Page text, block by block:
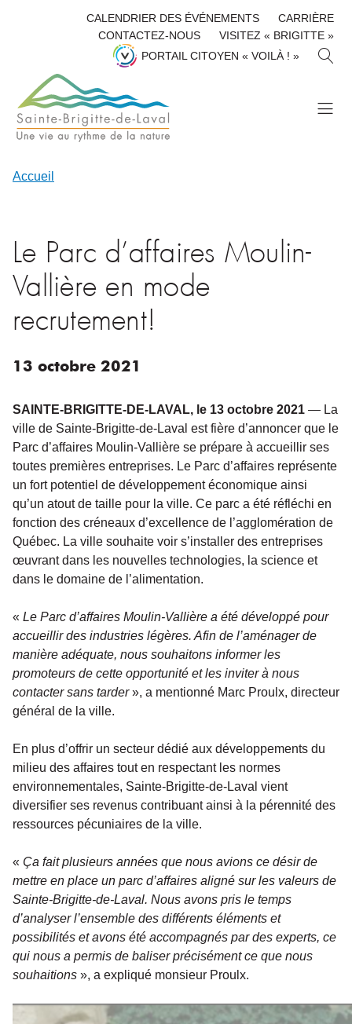
CALENDRIER DES ÉVÉNEMENTS
CARRIÈRE
CONTACTEZ-NOUS
VISITEZ « BRIGITTE »
PORTAIL CITOYEN « VOILÀ ! »
H
Accueil
Le Parc d’affaires Moulin-
Vallière en mode
recrutement!
13 octobre 2021
SAINTE-BRIGITTE-DE-LAVAL, le 13 octobre 2021 — La
ville de Sainte-Brigitte-de-Laval est fière d’annoncer que le
Parc d’affaires Moulin-Vallière se prépare à accueillir ses
toutes premières entreprises. Le Parc d’affaires représente
un fort potentiel de développement économique ainsi
qu’un atout de taille pour la ville. Ce parc a été réfléchi en
fonction des créneaux d’excellence de l’agglomération de
Québec. La ville souhaite voir s’installer des entreprises
œuvrant dans les nouvelles technologies, la science et
dans le domaine de l’alimentation.
« Le Parc d’affaires Moulin-Vallière a été développé pour
accueillir des industries légères. Afin de l’aménager de
manière adéquate, nous souhaitons informer les
promoteurs de cette opportunité et les inviter à nous
contacter sans tarder», a mentionné Marc Proulx, directeur
général de la ville.
En plus d’offrir un secteur dédié aux développements du
milieu des affaires tout en respectant les normes
environnementales, Sainte-Brigitte-de-Laval vient
diversifier ses revenus contribuant ainsi à la pérennité des
ressources pécuniaires de la ville.
« Ça fait plusieurs années que nous avions ce désir de
mettre en place un parc d’affaires aligné sur les valeurs de
Sainte-Brigitte-de-Laval. Nous avons pris le temps
d’analyser l’ensemble des différents éléments et
possibilités et avons été accompagnés par des experts, ce
qui nous a permis de baliser précisément ce que nous
souhaitions », a expliqué monsieur Proulx.